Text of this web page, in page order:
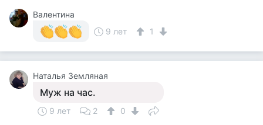
Валентина
9 лет
1
Наталья Земляная
Муж на час.
9 лет 2
0